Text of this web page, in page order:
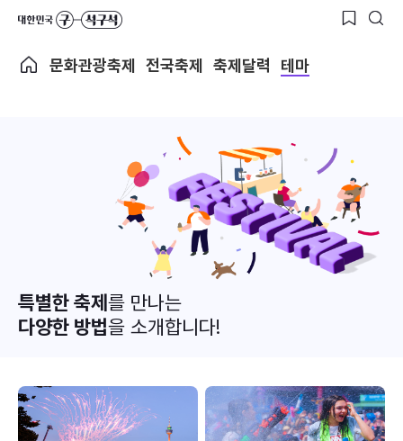
문화관광축제 전국축제 축제달력 테마
특별한 축제를 만나는
다양한 방법을 소개합니다!